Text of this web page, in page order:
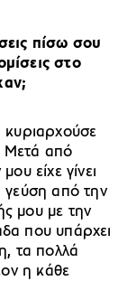
πίσω σου
στο
από
είχε γίνει
γεύση από την
μου με την
που υπάρχει
τα πολλά
η κάθε